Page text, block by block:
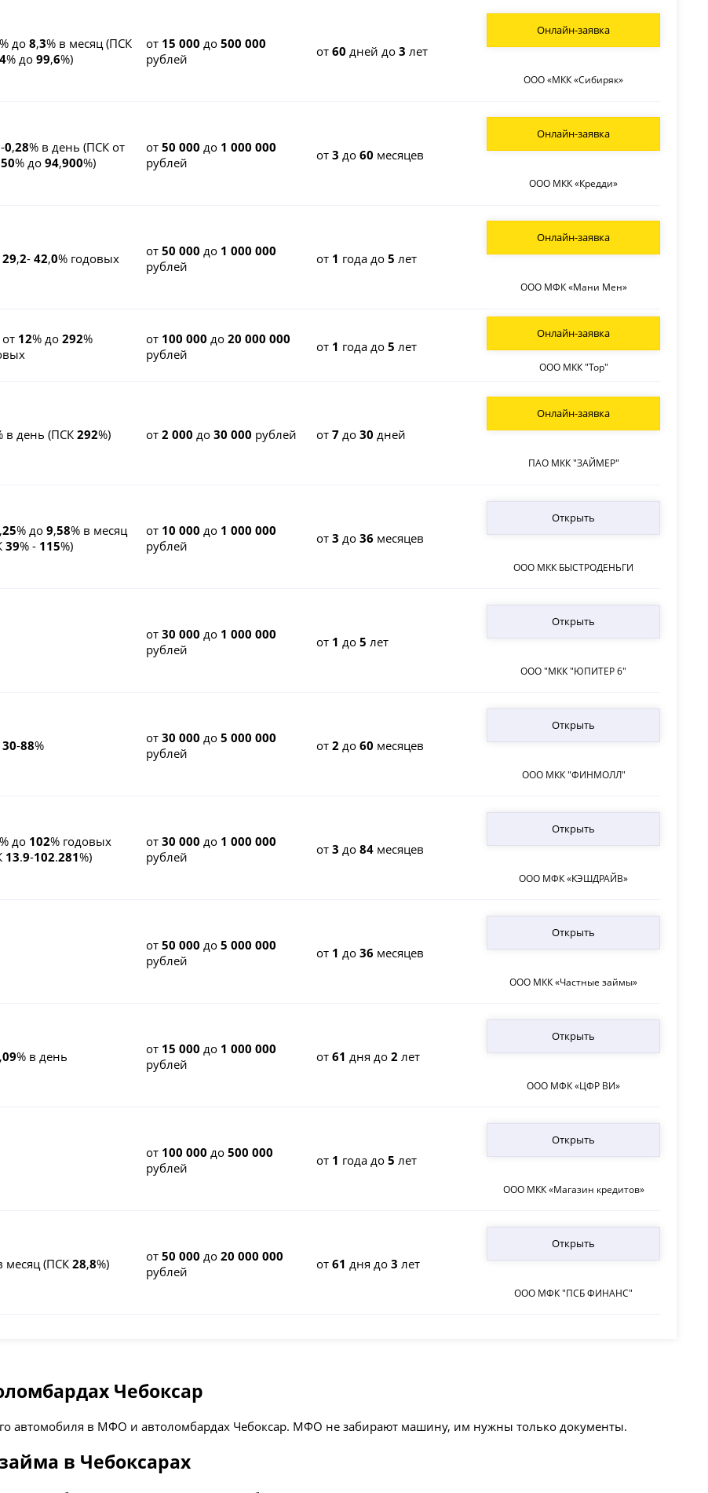
% до 8,3% в месяц (ПСК
% до 99,6%)
от 15 000 до500 000
рублей
от60 дней до3 лет
ООО «МКК «Сибиряк»
Онлайн-заявка
-0,28% в день (ПСК от
% до 94,900%)
от50 000 до 1 000 000
рублей
от3 до60 месяцев
ООО МКК «Кредди»
Онлайн-заявка
29,2- 42,0% годовых от50 000 до 1 000 000
рублей
от 1 года до5 лет
ООО МФК «Мани Мен»
Онлайн-заявка
12% до 292%
от 100 000 до20 000 000
рублей
от 1 года до5 лет
ООО МКК "Тор"
Онлайн-заявка
в день (ПСК292%) от2 000 до30 000 рублей от7 до30 дней
ПАО МКК "ЗАЙМЕР"
Онлайн-заявка
,25% до 9,58% в месяц
39% - 115%)
от 10 000 до 1 000 000
рублей
от3 до36 месяцев
ООО МКК БЫСТРОДЕНЬГИ
Открыть
от30 000 до 1 000 000
рублей
от 1 до5 лет
ООО "МКК "ЮПИТЕР 6"
Открыть
30-88% от30 000 до5 000 000
рублей
от2 до60 месяцев
ООО МКК "ФИНМОЛЛ"
Открыть
% до 102% годовых
13.9-102.281%)
от30 000 до 1 000 000
рублей
от3 до84 месяцев
ООО МФК «КЭШДРАЙВ»
Открыть
от50 000 до5 000 000
рублей
от 1 до36 месяцев
ООО МКК «Частные займы»
Открыть
,09% в день от 15 000 до 1 000 000
рублей
от61 дня до2 лет
ООО МФК «ЦФР ВИ»
Открыть
от 100 000 до500 000
рублей
от 1 года до5 лет
ООО МКК «Магазин кредитов»
Открыть
месяц (ПСК 28,8%) от50 000 до20 000 000
рублей
от61 дня до3 лет
ООО МФК "ПСБ ФИНАНС"
Открыть
Чебоксар
автомобиля в МФО и автоломбардах Чебоксар. МФО не забирают машину, им нужны только документы.
в Чебоксарах